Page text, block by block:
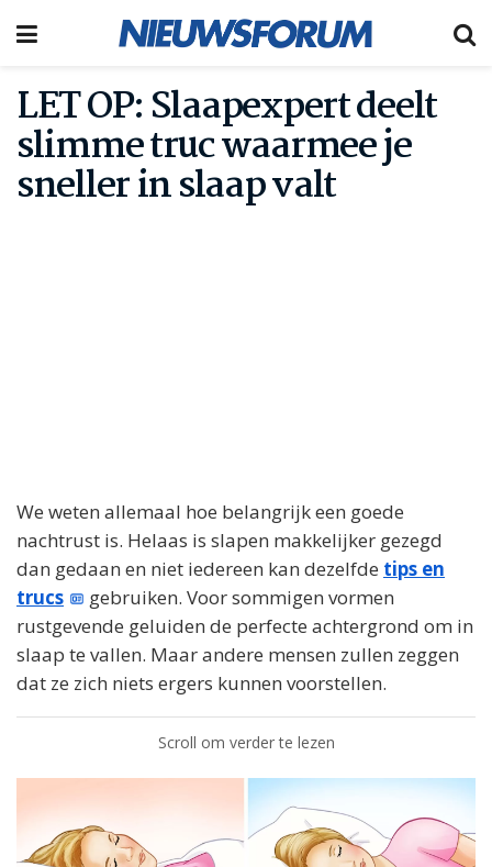
LET OP: Slaapexpert deelt
slimme truc waarmee je
sneller in slaap valt
We weten allemaal hoe belangrijk een goede
nachtrust is. Helaas is slapen makkelijker gezegd
dan gedaan en niet iedereen kan dezelfde tips en
trucs
gebruiken. Voor sommigen vormen
rustgevende geluiden de perfecte achtergrond om in
slaap te vallen. Maar andere mensen zullen zeggen
dat ze zich niets ergers kunnen voorstellen.
Scroll om verder te lezen